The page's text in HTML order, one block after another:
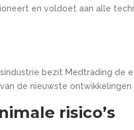
en voldoet aan alle
bezit Medtrading
de nieuwste
risico’s